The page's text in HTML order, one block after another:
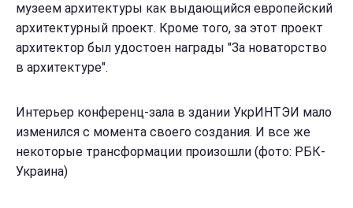
музеем архитектуры как выдающийся европейский
архитектурный проект. Кроме того, за этот проект
архитектор был удостоен награды "За новаторство
в архитектуре".
Интерьер конференц-зала в здании УкрИНТЭИ мало
изменился с момента своего создания. И все же
некоторые трансформации произошли (фото: РБК-
Украина)